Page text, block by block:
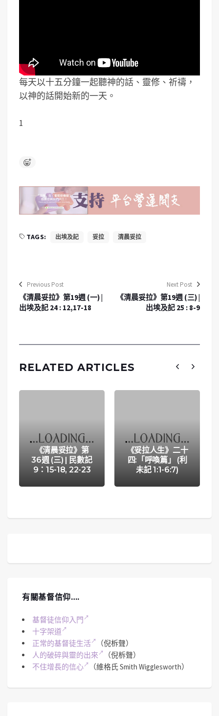
每天以十五分鐘一起聽神的話、靈修、祈禱，
以神的話開始新的一天。
1
TAGS: 出埃及記 妥拉 清晨妥拉
Previous Post
《清晨妥拉》第19週 (一) |
出埃及記 24 : 12,17-18
Next Post
《清晨妥拉》第19週 (三) |
出埃及記 25 : 8-9
RELATED ARTICLES
《清晨妥拉》第
36週 (三) | 民數記
9：15-18, 22-23
《妥拉人生》二十
四:「呼喚篇」 (利
未記 1:1-6:7)
有關基督信仰….
基督徒信仰入門
十字架道
正常的基督徒生活
（倪柝聲）
人的破碎與靈的出來
（倪柝聲）
不住增長的信心
（維格氏 Smith Wigglesworth）